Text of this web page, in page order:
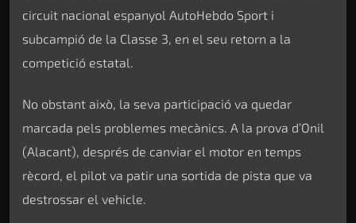
circuit nacional espanyol AutoHebdo Sport i
subcampió de la Classe 3, en el seu retorn a la
competició estatal.
No obstant això, la seva participació va quedar
marcada pels problemes mecànics. A la prova d’Onil
(Alacant), després de canviar el motor en temps
rècord, el pilot va patir una sortida de pista que va
destrossar el vehicle.